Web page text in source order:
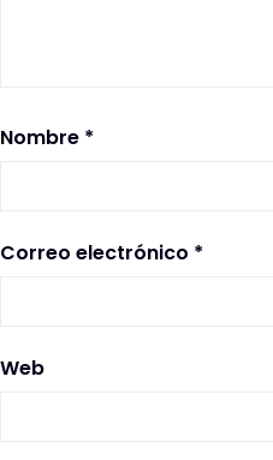
Nombre *
Correo electrónico *
Web